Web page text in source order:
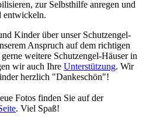
zur Selbsthilfe anregen und
entwickeln.
Kinder über unser Schutzengel-
Anspruch auf dem richtigen
weitere Schutzengel-Häuser in
wir auch Ihre Unterstützung. Wir
herzlich "Dankeschön"!
Fotos finden Sie auf der
. Viel Spaß!